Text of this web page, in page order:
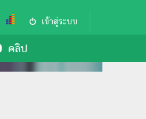
เข้าสู่ระบบ
คลิป